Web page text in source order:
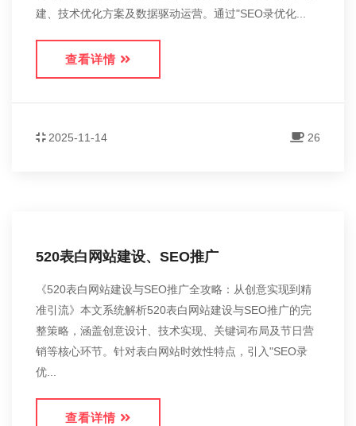
建、技术优化方案及数据驱动运营。通过"SEO录优化...
查看详情
2025-11-14 26
520表白网站建设、SEO推广
《520表白网站建设与SEO推广全攻略：从创意实现到精
准引流》本文系统解析520表白网站建设与SEO推广的完
整策略，涵盖创意设计、技术实现、关键词布局及节日营
销等核心环节。针对表白网站时效性特点，引入"SEO录
优...
查看详情